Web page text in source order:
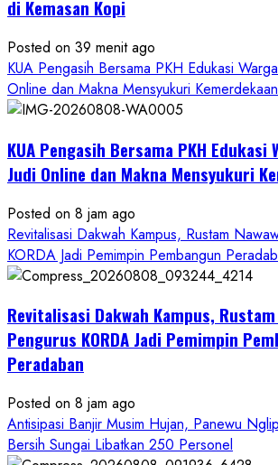
di Kemasan Kopi
Posted on 39 menit ago
KUA Pengasih Bersama PKH Edukasi
Online dan Makna Mensyukuri Kemerdekaan
KUA Pengasih Bersama PKH Edukasi
Judi Online dan Makna Mensyukuri
Posted on 8 jam ago
Revitalisasi Dakwah Kampus, Rustam
KORDA Jadi Pemimpin Pembangun
Revitalisasi Dakwah Kampus, Rustam
Pengurus KORDA Jadi Pemimpin
Peradaban
Posted on 8 jam ago
Antisipasi Banjir Musim Hujan, Panewu
Bersih Sungai Libatkan 250 Personel